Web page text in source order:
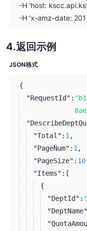
-H 'host:
-H 'x-amz-date:
返回示例
JSON格式
{
"RequestId":
"Total": 1 ,
"PageNum": 1 ,
"PageSize": 10
"Items": [
{
"DeptId":